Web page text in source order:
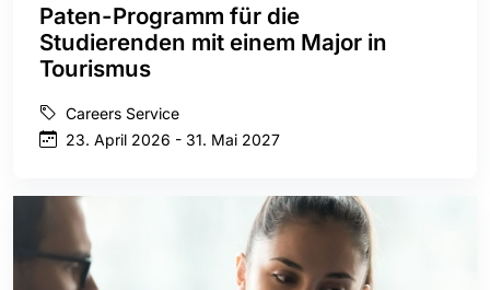
Paten-Programm für die
Studierenden mit einem Major in
Tourismus
Careers Service
23. April 2026 - 31. Mai 2027